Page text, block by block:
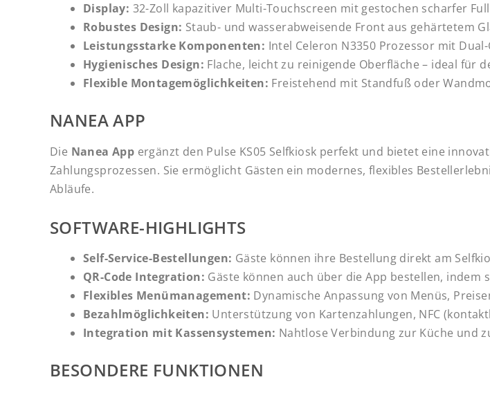
Display: 32-Zoll kapazitiver Multi-Touchscreen mit gestochen scharfer
Robustes Design: Staub- und wasserabweisende Front aus gehärtetem
Leistungsstarke Komponenten: Intel Celeron N3350 Prozessor mit
Hygienisches Design: Flache, leicht zu reinigende Oberfläche – ideal für
Flexible Montagemöglichkeiten: Freistehend mit Standfuß oder
NANEA APP
Die Nanea App ergänzt den Pulse KS05 Selfkiosk perfekt und bietet eine
Zahlungsprozessen. Sie ermöglicht Gästen ein modernes, flexibles
Abläufe.
SOFTWARE-HIGHLIGHTS
Self-Service-Bestellungen: Gäste können ihre Bestellung direkt am
QR-Code Integration: Gäste können auch über die App bestellen, indem
Flexibles Menümanagement: Dynamische Anpassung von Menüs,
Bezahlmöglichkeiten: Unterstützung von Kartenzahlungen, NFC
Integration mit Kassensystemen: Nahtlose Verbindung zur Küche und
BESONDERE FUNKTIONEN